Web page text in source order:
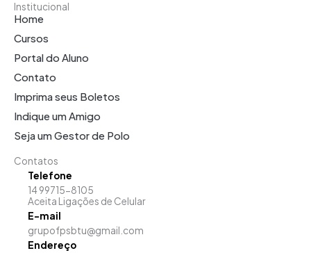
Institucional
Home
Cursos
Portal do Aluno
Contato
Imprima seus Boletos
Indique um Amigo
Seja um Gestor de Polo
Contatos
Telefone
14 99715-8105
Aceita Ligações de Celular
E-mail
grupofpsbtu@gmail.com
Endereço